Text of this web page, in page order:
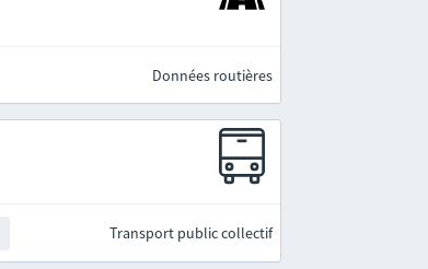
Données routières
Transport public collectif